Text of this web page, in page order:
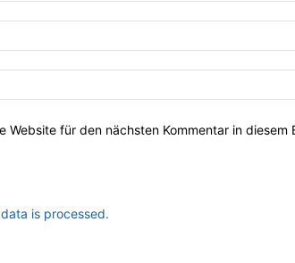
für den nächsten Kommentar in diesem
is processed.